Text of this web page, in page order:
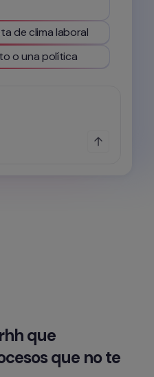
de clima laboral
o una política
que
que no te